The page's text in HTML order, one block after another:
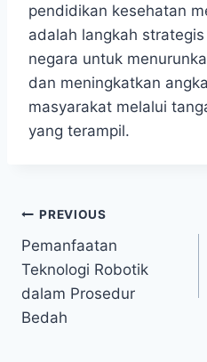
pendidikan kesehatan
adalah langkah
negara untuk
dan meningkatkan
masyarakat melalui
yang terampil.
Post
navigation
PREVIOUS
Pemanfaatan
Teknologi Robotik
dalam Prosedur
Bedah